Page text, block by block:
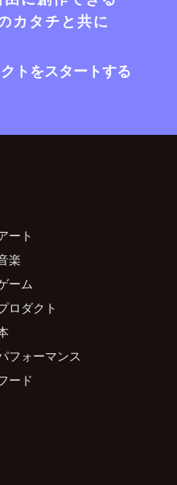
カタチと共に
トをスタートする
ート
楽
ーム
ロダクト
フォーマンス
ード